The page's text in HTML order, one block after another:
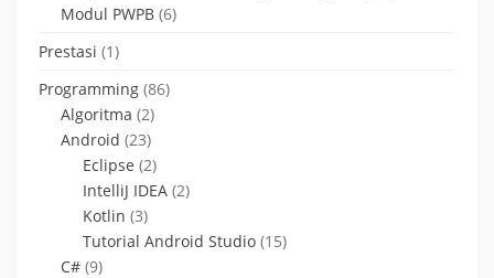
Modul PWPB (6)
Prestasi (1)
Programming (86)
Algoritma (2)
Android (23)
Eclipse (2)
IntelliJ IDEA (2)
Kotlin (3)
Tutorial Android Studio (15)
C# (9)